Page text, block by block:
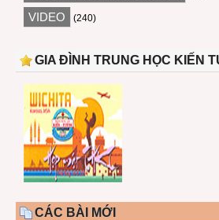
VIDEO (240)
GIA ĐÌNH TRUNG HỌC KIẾN
CÁC BÀI MỚI